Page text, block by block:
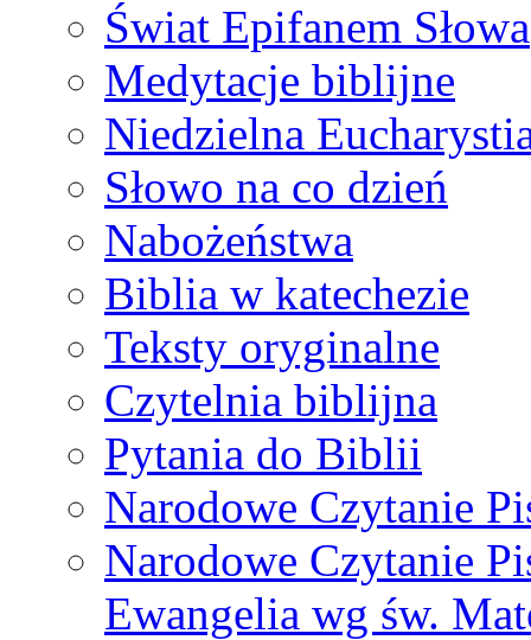
Świat Epifanem Słowa
Medytacje biblijne
Niedzielna
Słowo na co dzień
Nabożeństwa
Biblia w katechezie
Teksty oryginalne
Czytelnia biblijna
Pytania do Biblii
Narodowe Czytanie
Narodowe Czytanie
Ewangelia wg św.